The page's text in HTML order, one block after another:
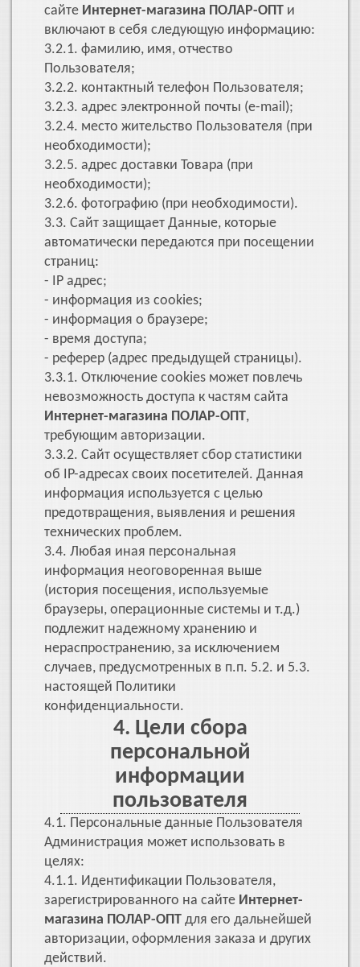
сайте Интернет-магазина ПОЛАР-ОПТ и
включают в себя следующую информацию:
3.2.1. фамилию, имя, отчество
Пользователя;
3.2.2. контактный телефон Пользователя;
3.2.3. адрес электронной почты (e-mail);
3.2.4. место жительство Пользователя (при
необходимости);
3.2.5. адрес доставки Товара (при
необходимости);
3.2.6. фотографию (при необходимости).
3.3. Сайт защищает Данные, которые
автоматически передаются при посещении
страниц:
- IP адрес;
- информация из cookies;
- информация о браузере;
- время доступа;
- реферер (адрес предыдущей страницы).
3.3.1. Отключение cookies может повлечь
невозможность доступа к частям сайта
Интернет-магазина ПОЛАР-ОПТ,
требующим авторизации.
3.3.2. Сайт осуществляет сбор статистики
об IP-адресах своих посетителей. Данная
информация используется с целью
предотвращения, выявления и решения
технических проблем.
3.4. Любая иная персональная
информация неоговоренная выше
(история посещения, используемые
браузеры, операционные системы и т.д.)
подлежит надежному хранению и
нераспространению, за исключением
случаев, предусмотренных в п.п. 5.2. и 5.3.
настоящей Политики
конфиденциальности.
4. Цели сбора
персональной
информации
пользователя
4.1. Персональные данные Пользователя
Администрация может использовать в
целях:
4.1.1. Идентификации Пользователя,
зарегистрированного на сайте Интернет-
магазина ПОЛАР-ОПТ для его дальнейшей
авторизации, оформления заказа и других
действий.